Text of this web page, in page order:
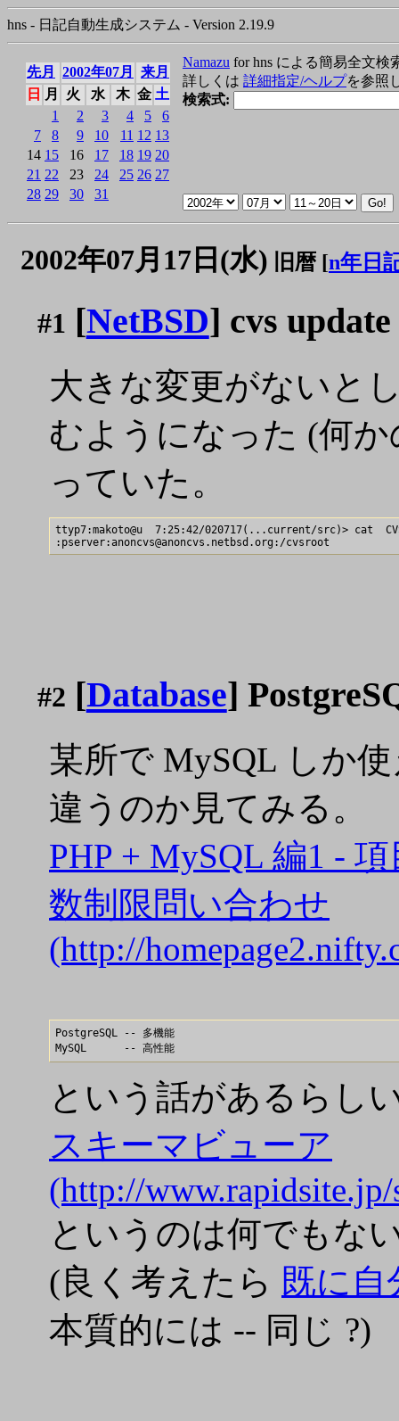
hns - 日記自動生成システム - Version 2.19.9
先月 2002年07月
来月
日
月 火 水 木 金 土
1
2 3 4 5
6
7
8 9 10 11 12 13
14 15 16 17 18 19 20
21 22 23 24 25 26 27
28 29 30 31
Namazu for hns による簡易全文検
詳しくは 詳細指定/ヘルプを参照
検索式:
2002年07月17日(水) 旧暦 [n年日
#1 [NetBSD] cvs
大きな変更がないと
むようになった (何
っていた。
ttyp7:makoto@u  7:25:42/020717(...current/src)> cat
#2 [Database]
某所で MySQL しか
違うのか見てみる。
PHP + MySQL 編1 -
数制限問い合わせ
(http://
PostgreSQL -- 多機能
という話があるらし
スキーマビューア
(http://
というのは何でもな
(良く考えたら 既に
本質的には -- 同じ ?)